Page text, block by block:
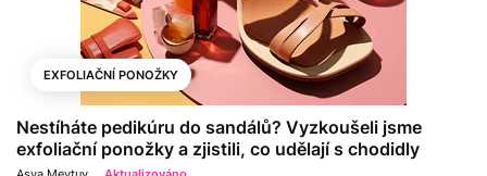
EXFOLIAČNÍ PONOŽKY
Nestíháte pedikúru do sandálů? Vyzkoušeli jsme
exfoliační ponožky a zjistili, co udělají s chodidly